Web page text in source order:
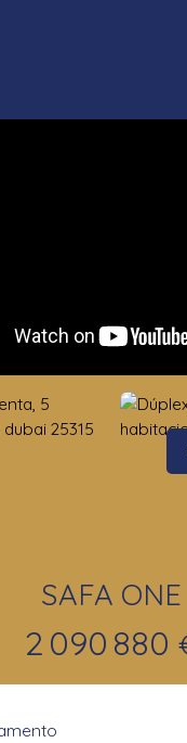
ahora Nuevas
Estimación
SAFA ONE
2 090 880